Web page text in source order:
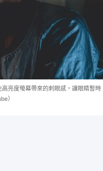
亮度螢幕帶來的刺眼感，讓眼睛暫時
）